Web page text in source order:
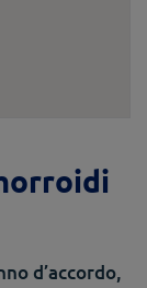
d’accordo,